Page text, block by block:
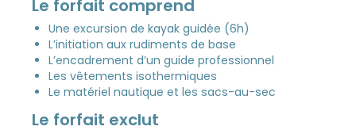
Le forfait comprend
Une excursion de kayak guidée (6h)
L’initiation aux rudiments de base
L’encadrement d’un guide professionnel
Les vêtements isothermiques
Le matériel nautique et les sacs-au-sec
Le forfait exclut